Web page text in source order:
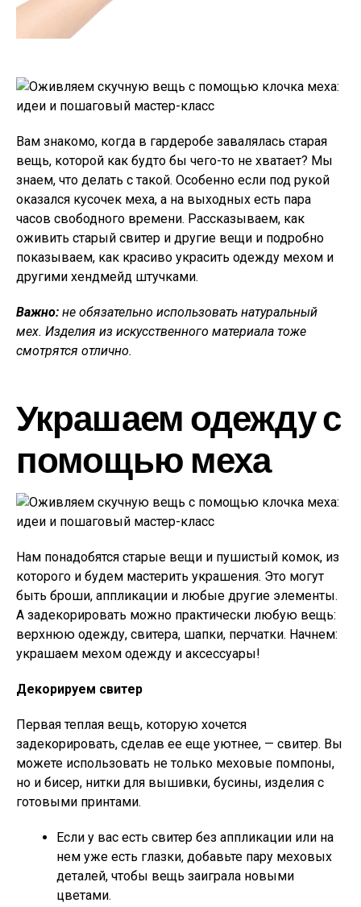
Вам знакомо, когда в гардеробе завалялась старая
вещь, которой как будто бы чего-то не хватает? Мы
знаем, что делать с такой. Особенно если под рукой
оказался кусочек меха, а на выходных есть пара
часов свободного времени. Рассказываем, как
оживить старый свитер и другие вещи и подробно
показываем, как красиво украсить одежду мехом и
другими хендмейд штучками.
Важно: не обязательно использовать натуральный
мех. Изделия из искусственного материала тоже
смотрятся отлично.
Украшаем одежду с
помощью меха
Нам понадобятся старые вещи и пушистый комок, из
которого и будем мастерить украшения. Это могут
быть броши, аппликации и любые другие элементы.
А задекорировать можно практически любую вещь:
верхнюю одежду, свитера, шапки, перчатки. Начнем:
украшаем мехом одежду и аксессуары!
Декорируем свитер
Первая теплая вещь, которую хочется
задекорировать, сделав ее еще уютнее, — свитер. Вы
можете использовать не только меховые помпоны,
но и бисер, нитки для вышивки, бусины, изделия с
готовыми принтами.
Если у вас есть свитер без аппликации или на
нем уже есть глазки, добавьте пару меховых
деталей, чтобы вещь заиграла новыми
цветами.